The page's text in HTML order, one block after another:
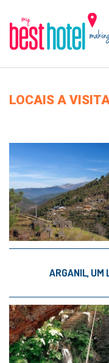
LOCAIS A
ARGANIL, UM